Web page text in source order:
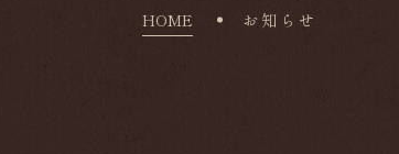
HOME お知らせ